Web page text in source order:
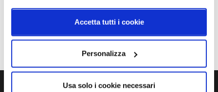
Accetta tutti i cookie
Personalizza
Usa solo i cookie necessari